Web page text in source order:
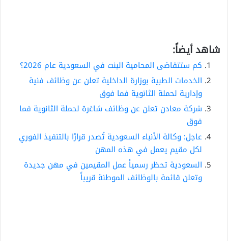
شاهد أيضاً:
كم ستتقاضى المحامية البنت في السعودية عام 2026؟
الخدمات الطبية بوزارة الداخلية تعلن عن وظائف فنية
وإدارية لحملة الثانوية فما فوق
شركة معادن تعلن عن وظائف شاغرة لحملة الثانوية فما
فوق
عاجل: وكالة الأنباء السعودية تُصدر قرارًا بالتنفيذ الفوري
لكل مقيم يعمل في هذه المهن
السعودية تحظر رسمياً عمل المقيمين في مهن جديدة
وتعلن قائمة بالوظائف الموطنة قريباً